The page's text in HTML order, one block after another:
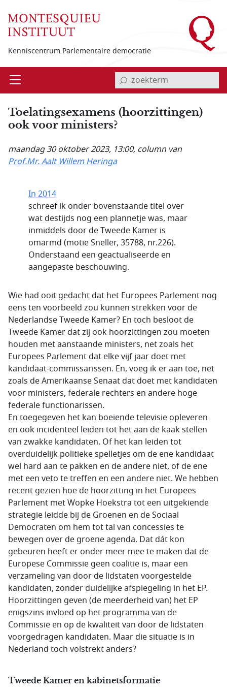
Kenniscentrum Parlementaire democratie
Open invoerveld zoekterm
Toelatingsexamens (hoorzittingen)
ook voor ministers?
maandag 30 oktober 2023, 13:00, column van
Prof.Mr. Aalt Willem Heringa
In 2014
schreef ik onder bovenstaande titel over
wat destijds nog een plannetje was, maar
inmiddels door de Tweede Kamer is
omarmd (motie Sneller, 35788, nr.226).
Onderstaand een geactualiseerde en
aangepaste beschouwing.
Wie had ooit gedacht dat het Europees Parlement nog
eens ten voorbeeld zou kunnen strekken voor de
Nederlandse Tweede Kamer? En toch besloot de
Tweede Kamer dat zij ook hoorzittingen zou moeten
houden met aanstaande ministers, net zoals het
Europees Parlement dat elke vijf jaar doet met
kandidaat-commissarissen. En, voeg ik er aan toe, net
zoals de Amerikaanse Senaat dat doet met kandidaten
voor ministers, federale rechters en andere hoge
federale functionarissen.
En toegegeven het kan boeiende televisie opleveren
en ook incidenteel leiden tot het aan de kaak stellen
van zwakke kandidaten. Of het kan leiden tot
overduidelijk politieke spelletjes om de ene kandidaat
wel hard aan te pakken en de andere niet, of de ene
met een veto te treffen en een andere niet. We hebben
recent gezien hoe de hoorzitting in het Europees
Parlement met Wopke Hoekstra tot een uitgekiende
strategie leidde bij de Groenen en de Sociaal
Democraten om hem tot tal van concessies te
bewegen over de groene agenda. Dat dát kon
gebeuren heeft er onder meer mee te maken dat de
Europese Commissie geen coalitie is, maar een
verzameling van door de lidstaten voorgestelde
kandidaten, zonder duidelijke afspiegeling in het EP.
Hoorzittingen geven (de meerderheid van) het EP
enigszins invloed op het programma van de
Commissie en op de kwaliteit van door de lidstaten
voorgedragen kandidaten. Maar die situatie is in
Nederland toch volstrekt anders?
Tweede Kamer en kabinetsformatie